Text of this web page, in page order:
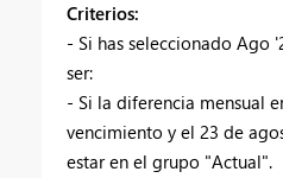
Criterios:
- Si has seleccionado Ago
ser:
- Si la diferencia mensual
vencimiento y el 23 de
estar en el grupo "Actual".